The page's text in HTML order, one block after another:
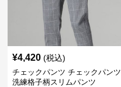
¥4,420 (税込)
チェックパンツ チェックパンツ
洗練格子柄スリムパンツ